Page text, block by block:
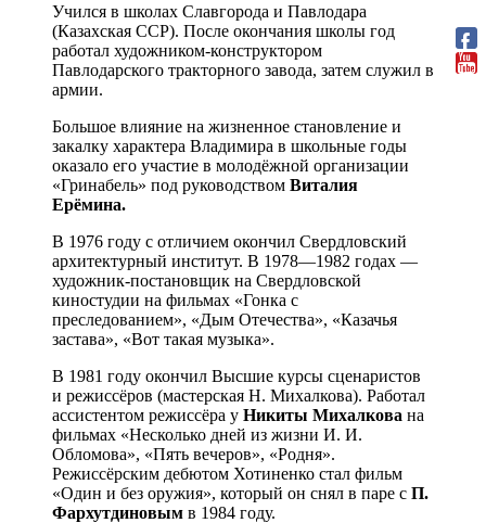
Учился в школах Славгорода и Павлодара
(Казахская ССР). После окончания школы год
работал художником-конструктором
Павлодарского тракторного завода, затем служил в
армии.
Большое влияние на жизненное становление и
закалку характера Владимира в школьные годы
оказало его участие в молодёжной организации
«Гринабель» под руководством Виталия
Ерёмина.
В 1976 году с отличием окончил Свердловский
архитектурный институт. В 1978—1982 годах —
художник-постановщик на Свердловской
киностудии на фильмах «Гонка с
преследованием», «Дым Отечества», «Казачья
застава», «Вот такая музыка».
В 1981 году окончил Высшие курсы сценаристов
и режиссёров (мастерская Н. Михалкова). Работал
ассистентом режиссёра у Никиты Михалкова на
фильмах «Несколько дней из жизни И. И.
Обломова», «Пять вечеров», «Родня».
Режиссёрским дебютом Хотиненко стал фильм
«Один и без оружия», который он снял в паре с П.
Фархутдиновым в 1984 году.